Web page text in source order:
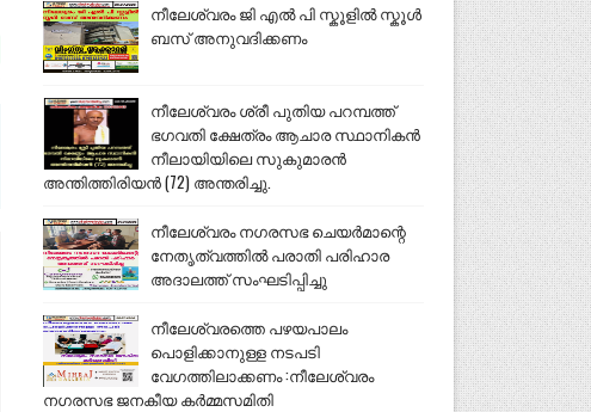
നീലേശ്വരം ജി എൽ പി സ്കൂളിൽ സ്കൂൾ
ബസ് അനുവദിക്കണം
നീലേശ്വരം ശ്രീ പുതിയ പറമ്പത്ത്
ഭഗവതി ക്ഷേത്രം ആചാര സ്ഥാനികൻ
നീലായിയിലെ സുകുമാരൻ
അന്തിത്തിരിയൻ (72) അന്തരിച്ചു.
നീലേശ്വരം നഗരസഭ ചെയർമാന്റെ
നേതൃത്വത്തിൽ പരാതി പരിഹാര
അദാലത്ത് സംഘടിപ്പിച്ചു
നീലേശ്വരത്തെ പഴയപാലം
പൊളിക്കാനുള്ള നടപടി
വേഗത്തിലാക്കണം :നീലേശ്വരം
നഗരസഭ ജനകീയ കർമ്മസമിതി